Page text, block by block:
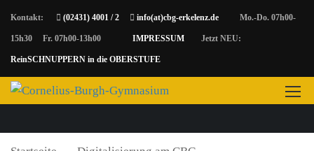
Kontakt: (02431) 4001 / 2 info(at)cbg-erkelenz.de Mo.-Do. 07h00-
15h30 Fr. 07h00-13h00 IMPRESSUM Jetzt NEU:
ReinSCHNUPPERN in die OBERSTUFE
DIGITALISIERUNG AM
CBG